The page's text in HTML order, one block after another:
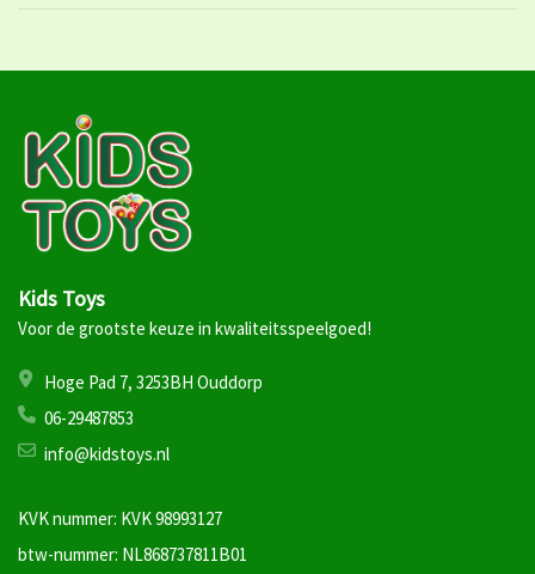
Kids Toys
Voor de grootste keuze in kwaliteitsspeelgoed!
Hoge Pad 7, 3253BH Ouddorp
06-29487853
info@kidstoys.nl
KVK nummer: KVK 98993127
btw-nummer: NL868737811B01